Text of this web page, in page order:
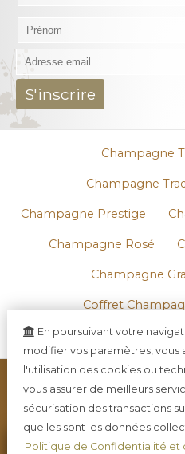
Champagne
Champagne
Champagne Prestige
Champagne Rosé
Champagne
Coffret
Ratafia
•Toutes nos actualités•
légales•Plan du site•
données•
En poursuivant votre
modifier vos paramètres, vous
l'utilisation des cookies ou
vous assurer de meilleurs
sécurisation des transactions
quelles sont les données
Politique de Confidentialité et